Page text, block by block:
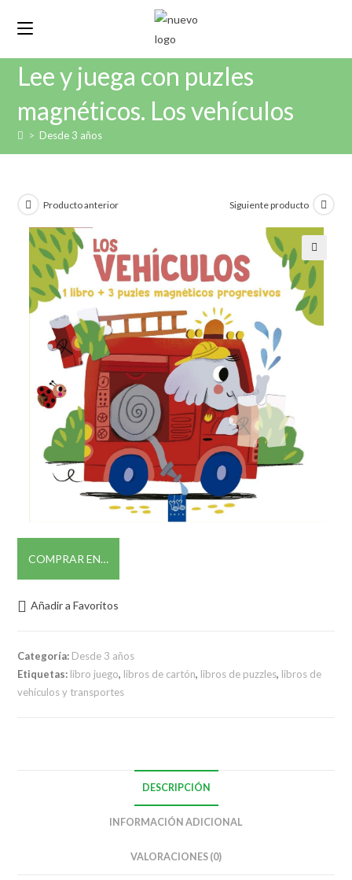
Lee y juega con puzles
magnéticos. Los vehículos
> Desde 3 años
Producto anterior Siguiente producto
🔍
COMPRAR EN…
Añadir a Favoritos
Categoría: Desde 3 años
Etiquetas: libro juego, libros de cartón, libros de puzzles, libros de
vehículos y transportes
DESCRIPCIÓN
INFORMACIÓN ADICIONAL
VALORACIONES (0)